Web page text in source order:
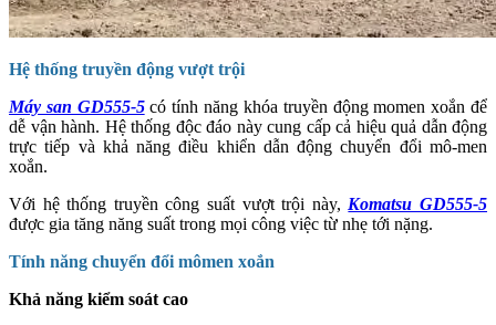
Hệ thống truyền động vượt trội
Máy san GD555-5có tính năng khóa truyền động momen xoắn để
dễ vận hành. Hệ thống độc đáo này cung cấp cả hiệu quả dẫn động
trực tiếp và khả năng điều khiển dẫn động chuyển đổi mô-men
xoắn.
Với hệ thống truyền công suất vượt trội này, Komatsu GD555-5
được gia tăng năng suất trong mọi công việc từ nhẹ tới nặng.
Tính năng chuyển đổi mômen xoắn
Khả năng kiểm soát cao